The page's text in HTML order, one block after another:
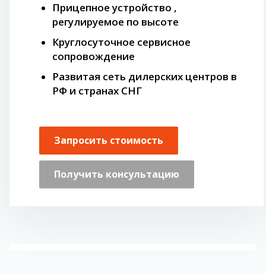
Прицепное устройство ,
регулируемое по высоте
Круглосуточное сервисное
сопровождение
Развитая сеть дилерских центров в
РФ и странах СНГ
Запросить стоимость
Получить консультацию